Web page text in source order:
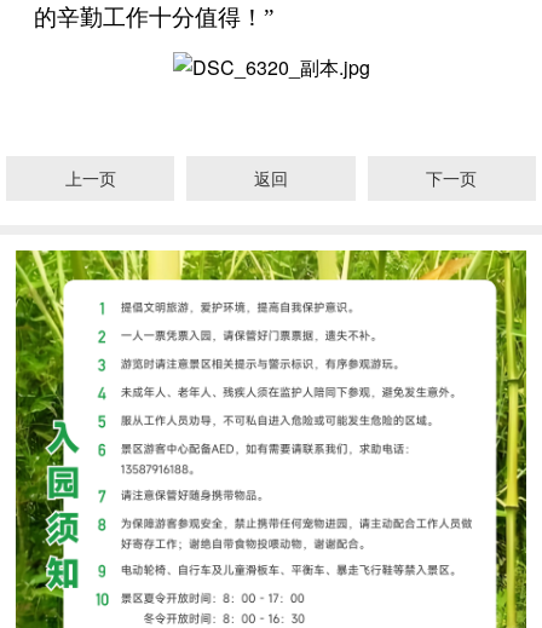
的辛勤工作十分值得！”
上一页 返回 下一页